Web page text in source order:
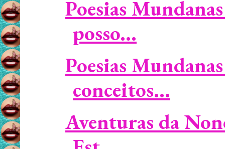
Poesias
posso...
Poesias
conceitos...
Aventuras da